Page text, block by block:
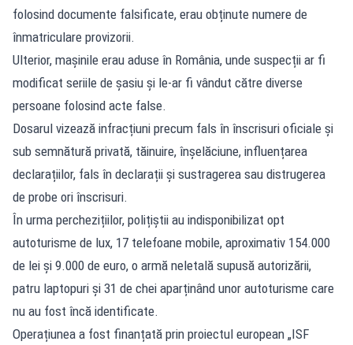
folosind documente falsificate, erau obținute numere de
înmatriculare provizorii.
Ulterior, mașinile erau aduse în România, unde suspecții ar fi
modificat seriile de șasiu și le-ar fi vândut către diverse
persoane folosind acte false.
Dosarul vizează infracțiuni precum fals în înscrisuri oficiale și
sub semnătură privată, tăinuire, înșelăciune, influențarea
declarațiilor, fals în declarații și sustragerea sau distrugerea
de probe ori înscrisuri.
În urma perchezițiilor, polițiștii au indisponibilizat opt
autoturisme de lux, 17 telefoane mobile, aproximativ 154.000
de lei și 9.000 de euro, o armă neletală supusă autorizării,
patru laptopuri și 31 de chei aparținând unor autoturisme care
nu au fost încă identificate.
Operațiunea a fost finanțată prin proiectul european „ISF